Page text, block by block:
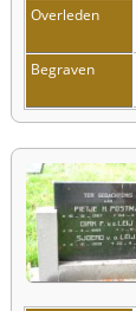
Overleden
Begraven